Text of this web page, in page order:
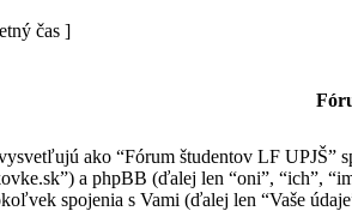
čas ]
ako “Fórum študentov LF UPJŠ”
a phpBB (ďalej len “oni”, “ich”,
spojenia s Vami (ďalej len “Vaše